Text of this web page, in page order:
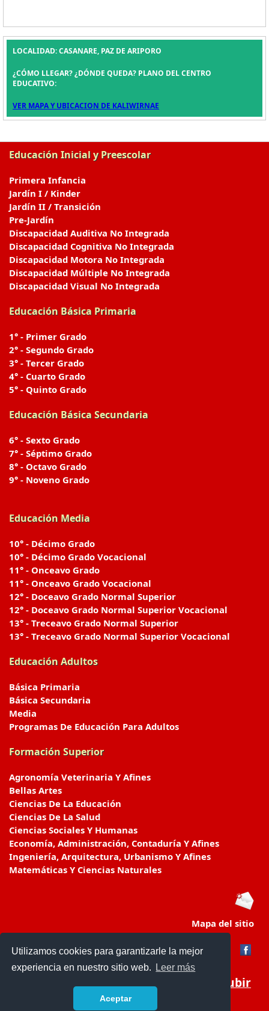
Utilizamos cookies para garantizarle la mejor
experiencia en nuestro sitio web.
Leer más
Aceptar
LOCALIDAD: CASANARE, PAZ DE ARIPORO
¿CÓMO LLEGAR? ¿DÓNDE QUEDA? PLANO DEL CENTRO
EDUCATIVO:
VER MAPA Y UBICACION DE KALIWIRNAE
Educación Inicial y Preescolar
Primera Infancia
Jardín I / Kinder
Jardín II / Transición
Pre-Jardín
Discapacidad Auditiva No Integrada
Discapacidad Cognitiva No Integrada
Discapacidad Motora No Integrada
Discapacidad Múltiple No Integrada
Discapacidad Visual No Integrada
Educación Básica Primaria
1° - Primer Grado
2° - Segundo Grado
3° - Tercer Grado
4° - Cuarto Grado
5° - Quinto Grado
Educación Básica Secundaria
6° - Sexto Grado
7° - Séptimo Grado
8° - Octavo Grado
9° - Noveno Grado
Educación Media
10° - Décimo Grado
10° - Décimo Grado Vocacional
11° - Onceavo Grado
11° - Onceavo Grado Vocacional
12° - Doceavo Grado Normal Superior
12° - Doceavo Grado Normal Superior Vocacional
13° - Treceavo Grado Normal Superior
13° - Treceavo Grado Normal Superior Vocacional
Educación Adultos
Básica Primaria
Básica Secundaria
Media
Programas De Educación Para Adultos
Formación Superior
Agronomía Veterinaria Y Afines
Bellas Artes
Ciencias De La Educación
Ciencias De La Salud
Ciencias Sociales Y Humanas
Economía, Administración, Contaduría Y Afines
Ingeniería, Arquitectura, Urbanismo Y Afines
Matemáticas Y Ciencias Naturales
Mapa del sitio
Subir